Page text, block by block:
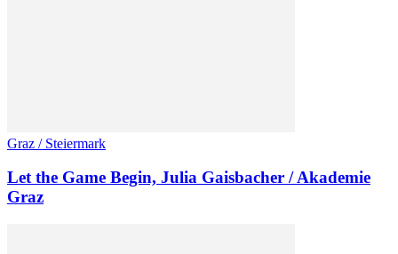
Graz / Steiermark
Let the Game Begin, Julia Gaisbacher / Akademie
Graz